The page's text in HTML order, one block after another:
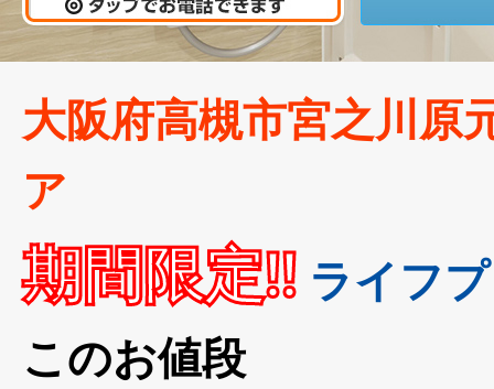
大阪府高槻市宮之川原
ア
期間限定!! ライフ
このお値段